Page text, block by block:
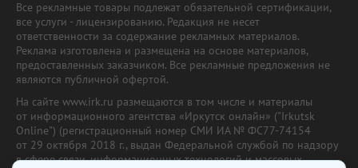
Все рекламные товары подлежат обязательной сертификации,
все услуги - лицензированию. Редакция не несет
ответственности за содержание рекламных материалов.
Реклама изготовлена и размещена на основе материалов,
предоставленных заказчиком. Все рекламные предложения не
являются публичной офертой.
На сайте www.irk.ru размещаются в том числе и материалы
от информационного агентства «Иркутск онлайн» ("Irkutsk
Online") (регистрационный номер СМИ ИА № ФС77-74154
от 29 октября 2018 г., выдан Федеральной службой по надзору
в сфере связи, информационных технологий и массовых